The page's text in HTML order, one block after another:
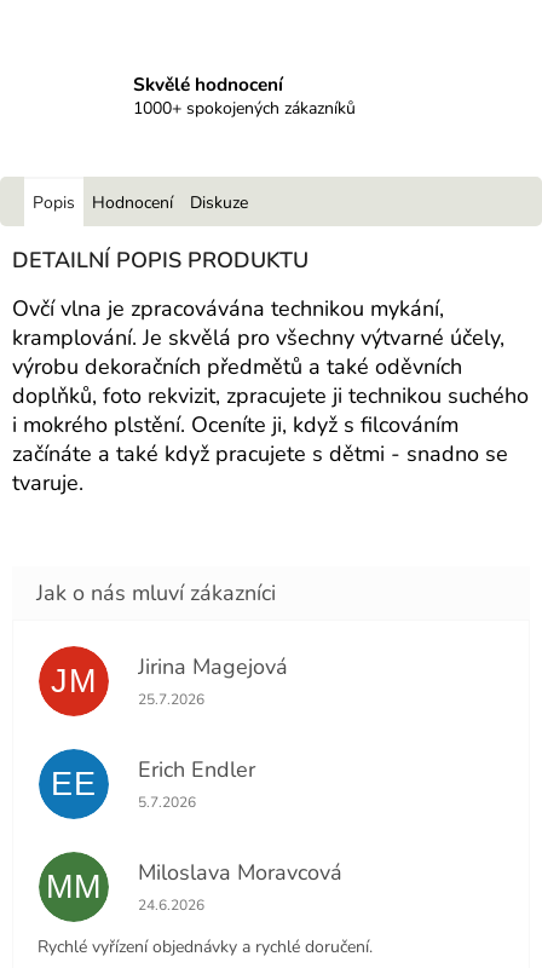
Skvělé hodnocení
1000+ spokojených zákazníků
Popis Hodnocení Diskuze
DETAILNÍ POPIS PRODUKTU
Ovčí vlna je zpracovávána technikou mykání,
kramplování. Je skvělá pro všechny výtvarné účely,
výrobu dekoračních předmětů a také oděvních
doplňků, foto rekvizit, zpracujete ji technikou suchého
i mokrého plstění. Oceníte ji, když s filcováním
začínáte a také když pracujete s dětmi - snadno se
tvaruje.
JM Jirina Magejová
Hodnocení obchodu je 5 z 5 hvězdiček.
25.7.2026
EE Erich Endler
Hodnocení obchodu je 5 z 5 hvězdiček.
5.7.2026
MM Miloslava Moravcová
Hodnocení obchodu je 5 z 5 hvězdiček.
24.6.2026
Rychlé vyřízení objednávky a rychlé doručení.